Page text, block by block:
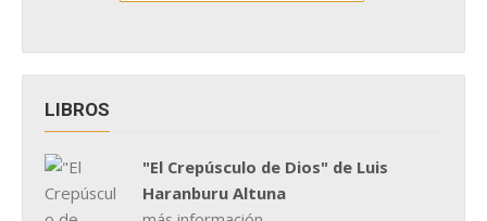
LIBROS
"El Crepúsculo de Dios" de Luis
Haranburu Altuna